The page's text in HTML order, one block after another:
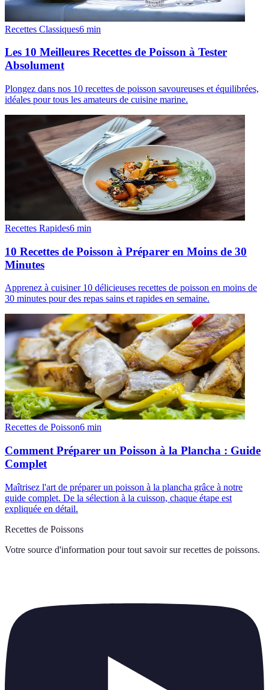
Recettes Classiques6 min
Les 10 Meilleures Recettes de Poisson à Tester
Absolument
Plongez dans nos 10 recettes de poisson savoureuses et équilibrées,
idéales pour tous les amateurs de cuisine marine.
Recettes Rapides6 min
10 Recettes de Poisson à Préparer en Moins de 30
Minutes
Apprenez à cuisiner 10 délicieuses recettes de poisson en moins de
30 minutes pour des repas sains et rapides en semaine.
Recettes de Poisson6 min
Comment Préparer un Poisson à la Plancha : Guide
Complet
Maîtrisez l'art de préparer un poisson à la plancha grâce à notre
guide complet. De la sélection à la cuisson, chaque étape est
expliquée en détail.
Recettes de Poissons
Votre source d'information pour tout savoir sur recettes de poissons.